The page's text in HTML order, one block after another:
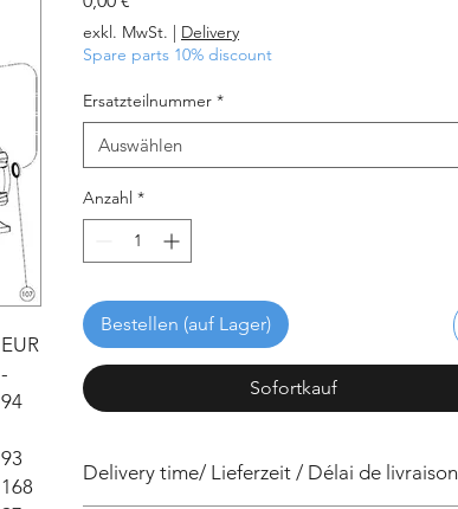
EUR
-
94
93
168
exkl. MwSt. | Delivery
Spare parts 10% discount
Ersatzteilnummer *
Auswählen
Anzahl *
Bestellen (auf Lager)
Sofortkauf
Delivery time/ Lieferzeit / Délai de livraison